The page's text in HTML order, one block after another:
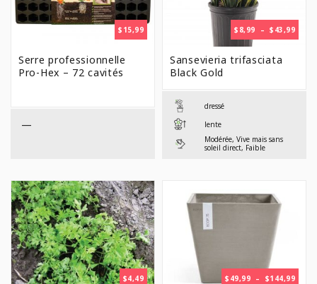
$ 15,99
Serre professionnelle
Pro-Hex – 72 cavités
—
$ 8,99 – $ 43,99
DE
Sansevieria trifasciata
Black Gold
dressé
lente
Modérée, Vive mais sans
soleil direct, Faible
$4,49 $ 49,99 – $144,99